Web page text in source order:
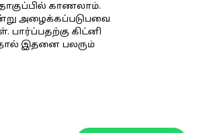
காணலாம்.
அழைக்கப்படுபவை
கிட்னி
இதனை பலரும்